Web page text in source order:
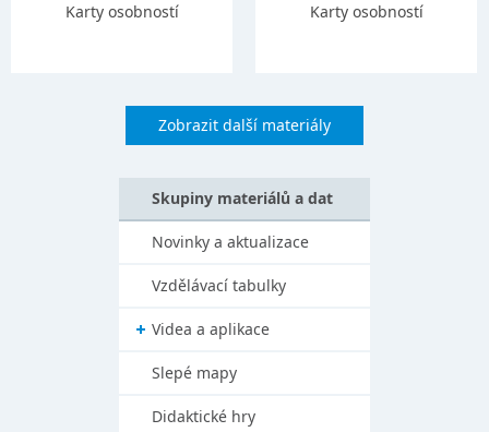
Karty osobností
Karty osobností
Zobrazit další materiály
Skupiny materiálů a dat
Novinky a aktualizace
Vzdělávací tabulky
Videa a aplikace
Slepé mapy
Didaktické hry